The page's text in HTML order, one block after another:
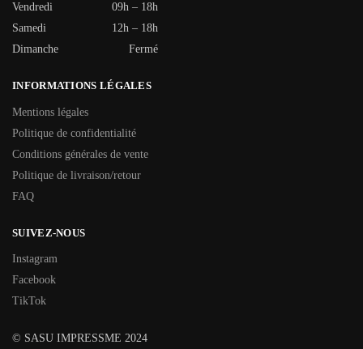
Vendredi
09h – 18h
Samedi
12h – 18h
Dimanche
Fermé
INFORMATIONS LÉGALES
Mentions légales
Politique de confidentialité
Conditions générales de vente
Politique de livraison/retour
FAQ
SUIVEZ-NOUS
Instagram
Facebook
TikTok
© SASU IMPRESSME 2024